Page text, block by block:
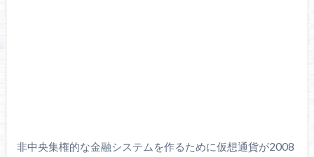
非中央集権的な金融システムを作るために仮想通貨が2008